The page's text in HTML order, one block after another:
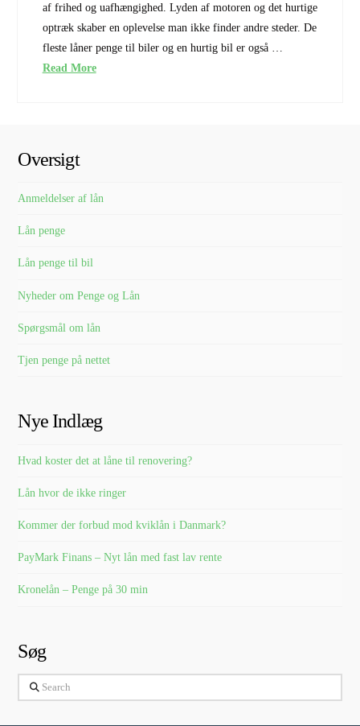
af frihed og uafhængighed. Lyden af motoren og det hurtige
optræk skaber en oplevelse man ikke finder andre steder. De
fleste låner penge til biler og en hurtig bil er også …
Read More
Oversigt
Anmeldelser af lån
Lån penge
Lån penge til bil
Nyheder om Penge og Lån
Spørgsmål om lån
Tjen penge på nettet
Nye Indlæg
Hvad koster det at låne til renovering?
Lån hvor de ikke ringer
Kommer der forbud mod kviklån i Danmark?
PayMark Finans – Nyt lån med fast lav rente
Kronelån – Penge på 30 min
Søg
Search